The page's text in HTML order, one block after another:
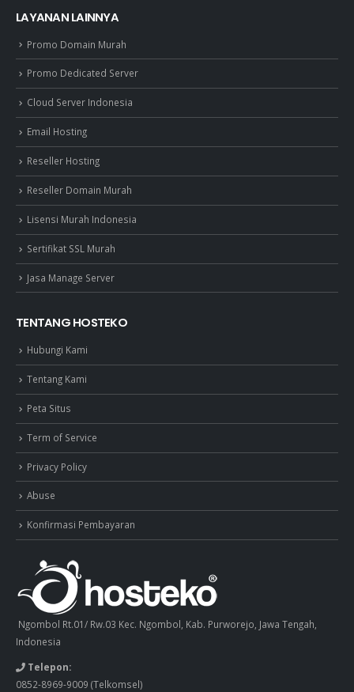
LAYANAN LAINNYA
Promo Domain Murah
Promo Dedicated Server
Cloud Server Indonesia
Email Hosting
Reseller Hosting
Reseller Domain Murah
Lisensi Murah Indonesia
Sertifikat SSL Murah
Jasa Manage Server
TENTANG HOSTEKO
Hubungi Kami
Tentang Kami
Peta Situs
Term of Service
Privacy Policy
Abuse
Konfirmasi Pembayaran
Ngombol Rt.01/ Rw.03 Kec. Ngombol, Kab. Purworejo, Jawa Tengah,
Indonesia
Telepon:
0852-8969-9009 (Telkomsel)